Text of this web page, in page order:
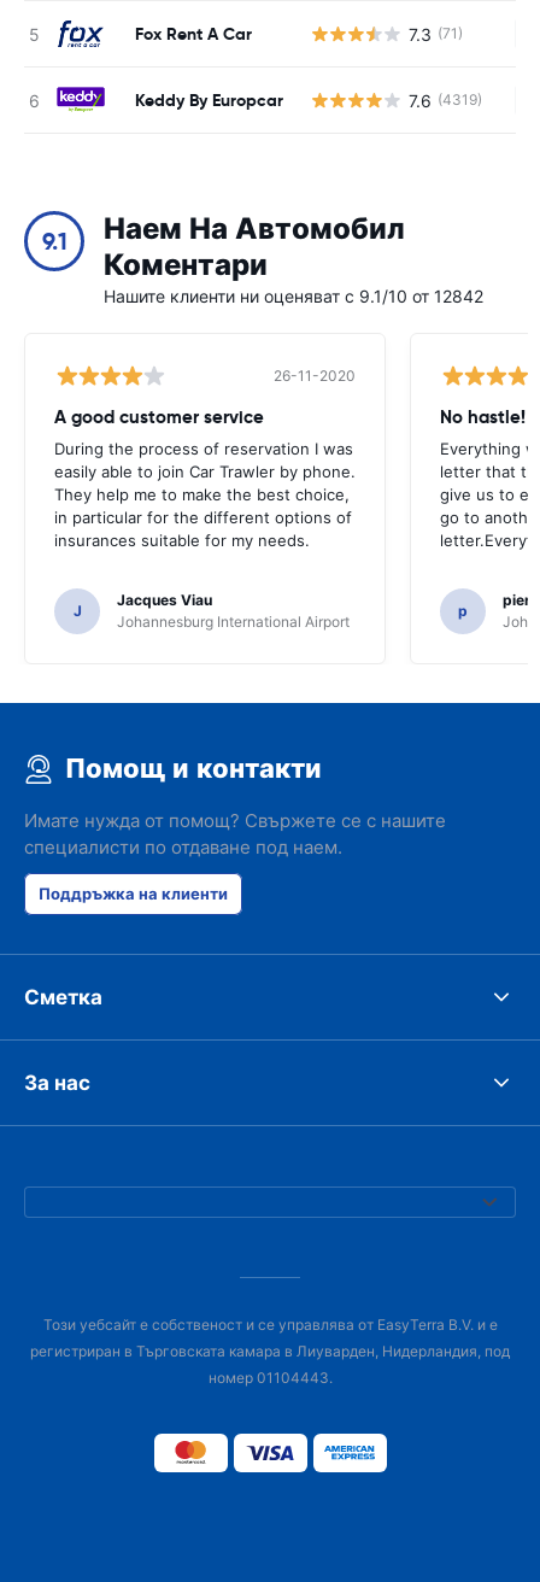
Fox Rent A Car 7.3 (71)
Keddy By Europcar 7.6 (4319)
9.1
Наем На Автомобил
Коментари
Нашите клиенти ни оценяват с 9.1/10 от 12842
26-11-2020
A good customer service
During the process of reservation I was
easily able to join Car Trawler by phone.
They help me to make the best choice,
in particular for the different options of
insurances suitable for my needs.
J
Jacques Viau
Johannesburg International Airport
No hastle!
Everything
letter that
give us to
go to
p
Помощ и контакти
Имате нужда от помощ? Свържете се с нашите
специалисти по отдаване под наем.
Поддръжка на клиенти
Сметка
За нас
Този уебсайт е собственост и се управлява от EasyTerra B.V. и е
регистриран в Търговската камара в Лиуварден, Нидерландия, под
номер 01104443.